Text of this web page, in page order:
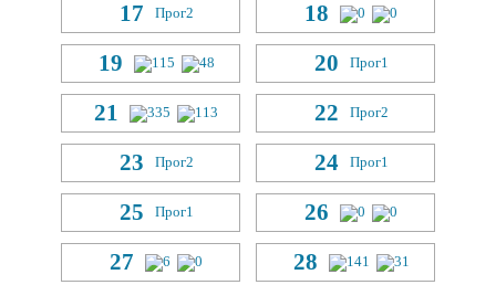
17 Прог2 18 0 0
19 115 48 20 Прог1
21 335 113 22 Прог2
23 Прог2 24 Прог1
25 Прог1 26 0 0
27 6 0 28 141 31